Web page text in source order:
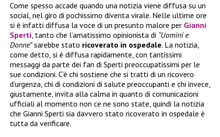
Come spesso accade quando una notizia viene diffusa su un
social, nel giro di pochissimo diventa virale. Nelle ultime ore
si è infatti diffusa la voce di un presunto malore per Gianni
Sperti, tanto che l’amatissimo opinionista di “Uomini e
Donne”sarebbe stato ricoverato in ospedale. La notizia,
come detto, si è diffusa rapidamente, con tantissimi
messaggi da parte dei fan di Sperti preoccupatissimi per le
sue condizioni. C’è chi sostiene che si tratti di un ricovero
d’urgenza, chi di condizioni di salute preoccupanti e chi invece,
giustamente, invita alla calma in quanto di comunicazioni
ufficiali al momento non ce ne sono state, quindi la notizia
che Gianni Sperti sia davvero stato ricoverato in ospedale è
tutta da verificare.